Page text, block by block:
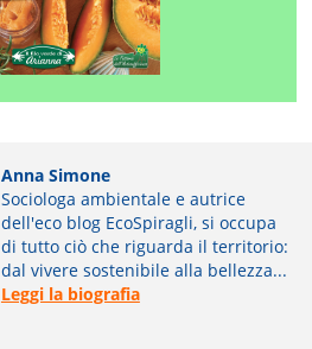
Anna Simone
Sociologa ambientale e autrice
dell'eco blog EcoSpiragli, si occupa
di tutto ciò che riguarda il territorio:
dal vivere sostenibile alla bellezza...
Leggi la biografia